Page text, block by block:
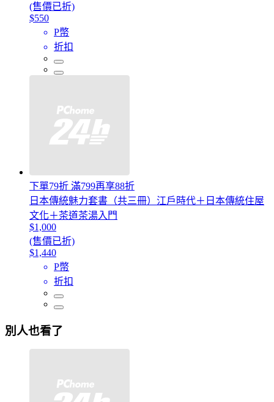
(售價已折)
$550
P幣
折扣
下單79折 滿799再享88折
日本傳統魅力套書（共三冊）江戶時代＋日本傳統住屋
文化＋茶道茶湯入門
$1,000
(售價已折)
$1,440
P幣
折扣
別人也看了